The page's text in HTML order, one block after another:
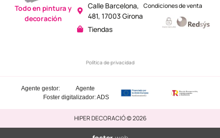
Calle Barcelona, ​​
481, 17003 Girona
Tiendas
Política de privacidad
Todo en pintura y
decoración
Condiciones de venta
Agente
digitalizador: ADS
Agente gestor:
Foster
HIPER DECORACIÓ © 2026